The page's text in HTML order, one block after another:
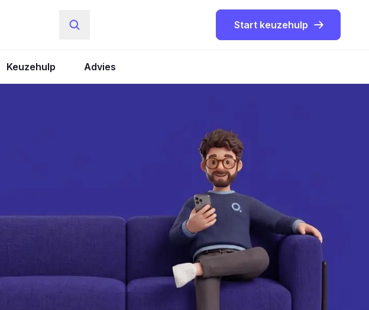
Start keuzehulp
Keuzehulp Advies